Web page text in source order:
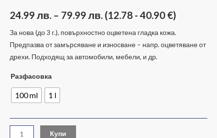
24.99 лв. – 79.99 лв. (12.78 - 40.90 €)
За нова (до 3 г.), повърхностно оцветена гладка кожа.
Предпазва от замърсяване и износване – напр. оцветяване от
дрехи. Подходящ за автомобили, мебели, и др.
Разфасовка
100 ml 1 l
Купи